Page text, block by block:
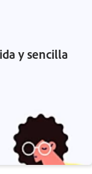
y sencilla